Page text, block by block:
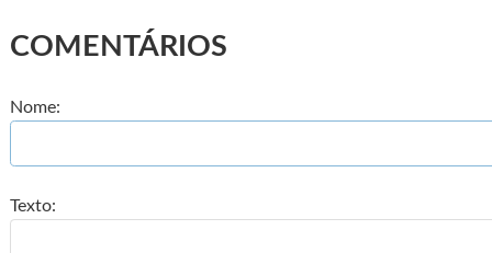
COMENTÁRIOS
Nome:
Texto: